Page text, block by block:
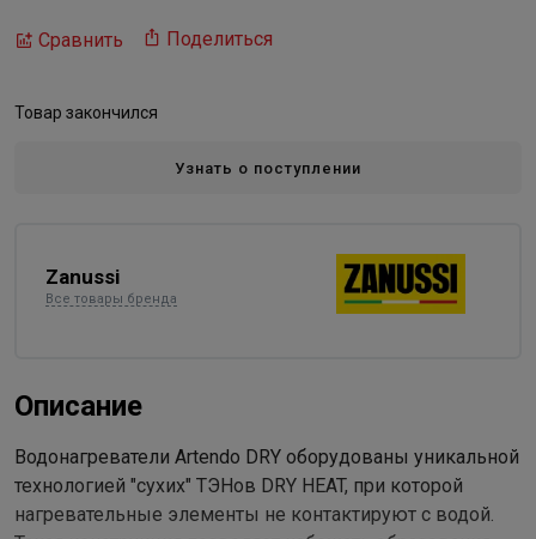
Сравнить Поделиться
Товар закончился
Узнать о поступлении
Zanussi
Все товары бренда
Описание
Водонагреватели Artendo DRY оборудованы уникальной
технологией "сухих" ТЭНов DRY HEAT, при которой
нагревательные элементы не контактируют с водой.